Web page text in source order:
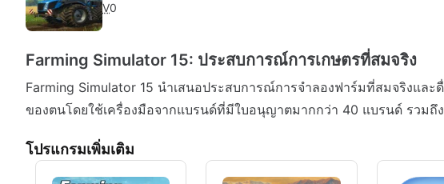
V0
Farming Simulator 15: ประสบการณ์การเกษตรที่สมจริง
Farming Simulator 15 นำเสนอประสบการณ์การจำลองฟาร์มที่สมจริงแล
ของตนโดยใช้เครื่องมือจากแบรนด์ที่มีใบอนุญาตมากกว่า 40 แบรนด์ รวมถึ
โปรแกรมเพิ่มเติม